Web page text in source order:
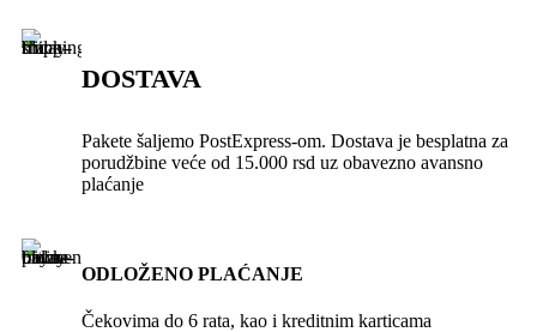
DOSTAVA
Pakete šaljemo PostExpress-om. Dostava je besplatna za
porudžbine veće od 15.000 rsd uz obavezno avansno
plaćanje
ODLOŽENO PLAĆANJE
Čekovima do 6 rata, kao i kreditnim karticama